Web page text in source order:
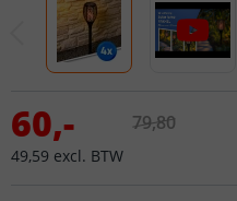
60,-
49,59 excl. BTW
79,80